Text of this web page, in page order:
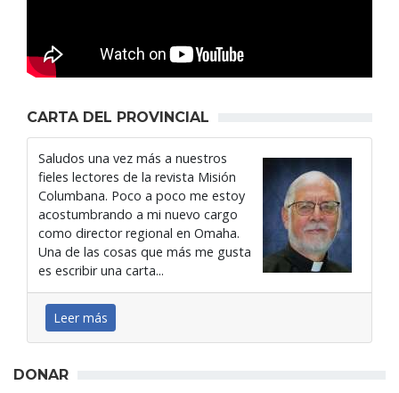
CARTA DEL PROVINCIAL
Saludos una vez más a nuestros
fieles lectores de la revista Misión
Columbana. Poco a poco me estoy
acostumbrando a mi nuevo cargo
como director regional en Omaha.
Una de las cosas que más me gusta
es escribir una carta...
Leer más
DONAR